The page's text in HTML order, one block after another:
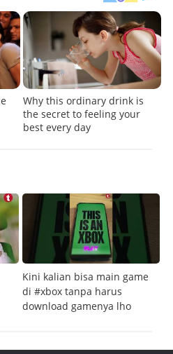
Kini kalian bisa main game
di #xbox tanpa harus
download gamenya lho